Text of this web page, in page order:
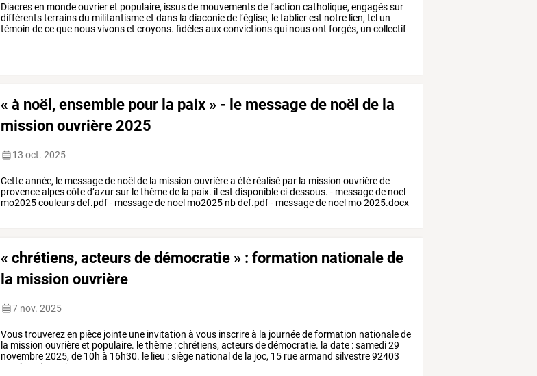
Diacresen mondeouvrieret populaire, issusde mouvementsde l’action catholique, engagéssur
différentsterrainsdu militantismeet dans la diaconiede l’église, letablierest notre lien, tel un
témoin deceque nousvivonset croyons. fidèlesauxconvictionsqui nousont forgés, un collectif
« à noël, ensemble pour la paix » - le message de noël de la
mission ouvrière 2025
13 oct. 2025
Cette année, le message de noël de la mission ouvrière a été réalisé par la mission ouvrière de
provence alpes côte d’azur sur le thème de la paix. il est disponible ci-dessous. - message de noel
mo2025 couleurs def.pdf - message de noel mo2025 nb def.pdf - message de noel mo 2025.docx
« chrétiens, acteurs de démocratie » : formation nationale de
la mission ouvrière
7 nov. 2025
Voustrouverezen pièce jointe une invitation à vous inscrireà la journéedeformation nationalede
la mission ouvrièreet populaire. lethème :chrétiens,acteursdedémocratie. la date :samedi29
novembre2025,de 10h à 16h30. le lieu :siège national de la joc, 15 ruearmand silvestre92403
courbevoie,
mais